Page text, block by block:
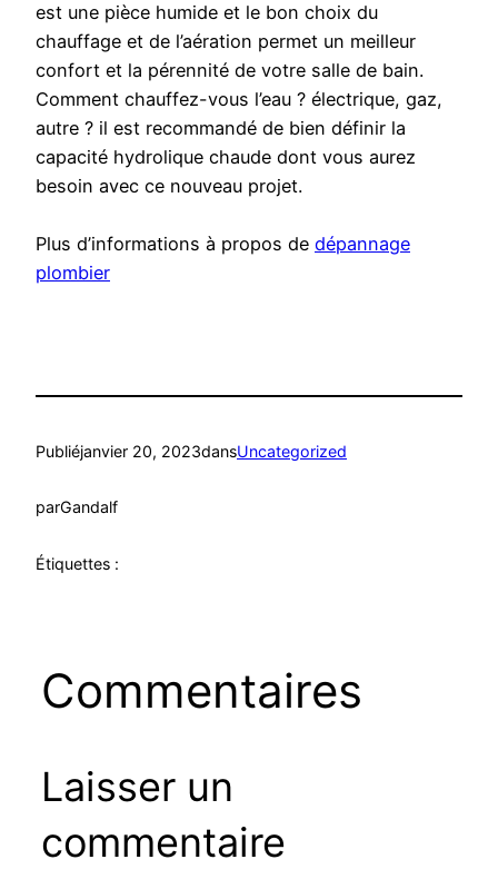
est une pièce humide et le bon choix du
chauffage et de l’aération permet un meilleur
confort et la pérennité de votre salle de bain.
Comment chauffez-vous l’eau ? électrique, gaz,
autre ? il est recommandé de bien définir la
capacité hydrolique chaude dont vous aurez
besoin avec ce nouveau projet.
Plus d’informations à propos de dépannage
plombier
Publiéjanvier 20, 2023dansUncategorized
parGandalf
Étiquettes :
Commentaires
Laisser un
commentaire